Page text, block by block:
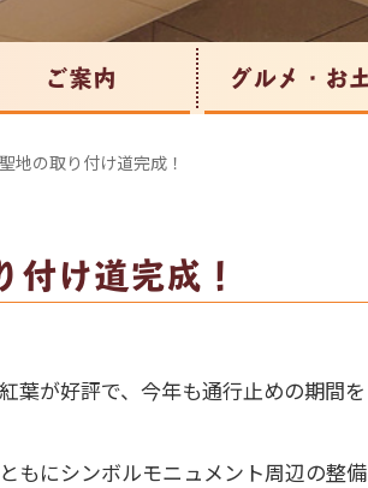
ご案内 グルメ・お
地の取り付け道完成！
け道完成！
が好評で、今年も通行止めの期間
もにシンボルモニュメント周辺の整